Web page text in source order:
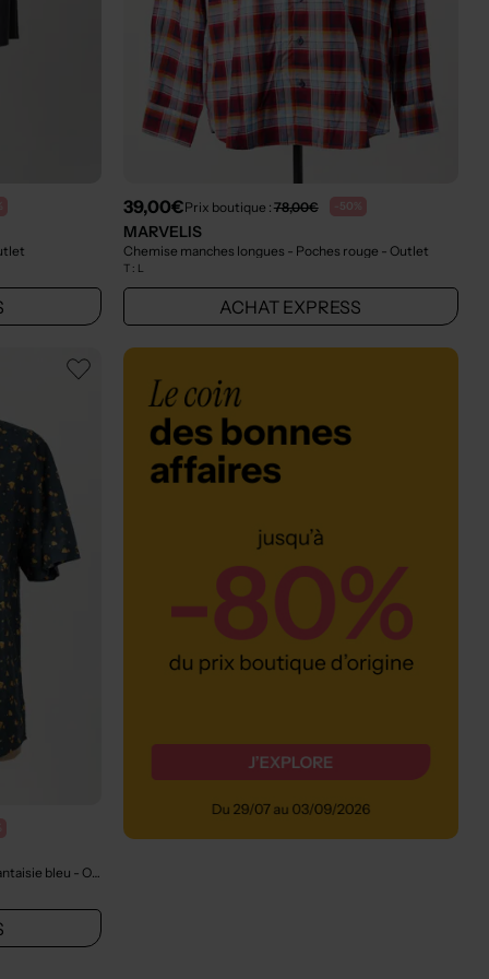
39,00€Prix boutique : 78,00€ -50%
MARVELIS
Chemise manches longues - Poches rouge - Outlet
T : L
ACHAT EXPRESS
bleu - Outlet